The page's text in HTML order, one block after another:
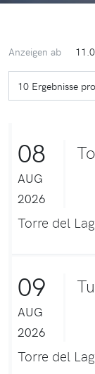
Anzeigen ab
08
AUG
2026
Torre del
09
AUG
2026
Torre del